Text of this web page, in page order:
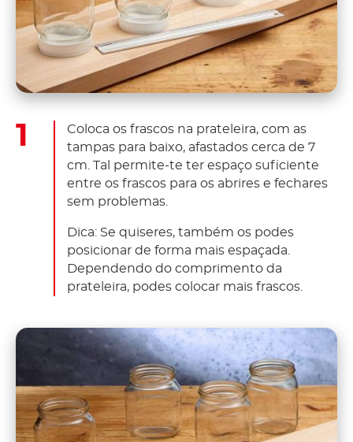
Coloca os frascos na prateleira, com as
tampas para baixo, afastados cerca de 7
cm. Tal permite-te ter espaço suficiente
entre os frascos para os abrires e fechares
sem problemas.
Dica: Se quiseres, também os podes
posicionar de forma mais espaçada.
Dependendo do comprimento da
prateleira, podes colocar mais frascos.